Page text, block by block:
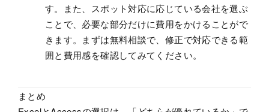
す。また、スポット対応に応じている会社を選ぶ
ことで、必要な部分だけに費用をかけることがで
きます。まずは無料相談で、修正で対応できる範
囲と費用感を確認してみてください。
まとめ